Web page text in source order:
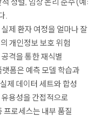
.
제 환자 여정을 얼마나 잘
개인정보 보호 위험
격을 통한 재식별
폼은 예측 모델 학습과
제 데이터 세트와 합성
용성을 간접적으로
프로세스는 내부 품질